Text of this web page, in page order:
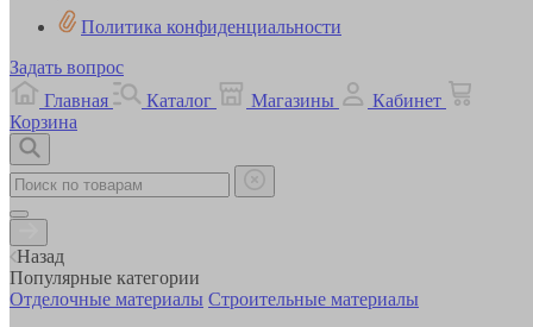
Политика конфиденциальности
Задать вопрос
Главная
Каталог Магазины
Кабинет
Корзина
Назад
Популярные категории
Отделочные материалы Строительные материалы